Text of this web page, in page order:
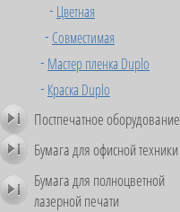
Цветная
Совместимая
Мастер пленка Duplo
Краска Duplo
Постпечатное оборудование
Бумага для офисной техники
Бумага для полноцветной
лазерной печати